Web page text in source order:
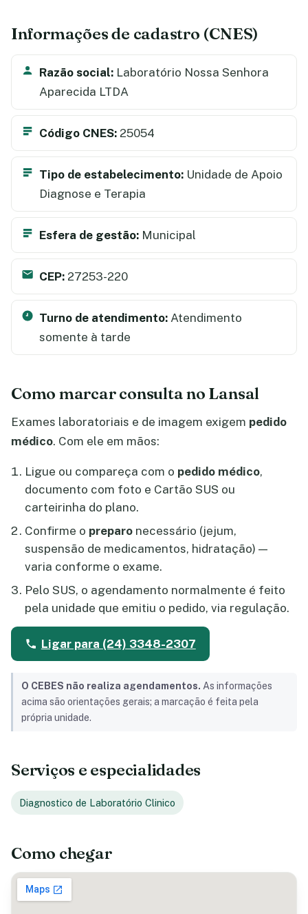
Informações de cadastro (CNES)
Razão social: Laboratório Nossa Senhora
Aparecida LTDA
Código CNES: 25054
Tipo de estabelecimento: Unidade de Apoio
Diagnose e Terapia
Esfera de gestão: Municipal
CEP: 27253-220
Turno de atendimento: Atendimento
somente à tarde
Como marcar consulta no Lansal
Exames laboratoriais e de imagem exigem pedido
médico. Com ele em mãos:
Ligue ou compareça com o pedido médico,
documento com foto e Cartão SUS ou
carteirinha do plano.
Confirme o preparo necessário (jejum,
suspensão de medicamentos, hidratação) —
varia conforme o exame.
Pelo SUS, o agendamento normalmente é feito
pela unidade que emitiu o pedido, via regulação.
Ligar para (24) 3348-2307
O CEBES não realiza agendamentos. As informações
acima são orientações gerais; a marcação é feita pela
própria unidade.
Serviços e especialidades
Diagnostico de Laboratório Clinico
Como chegar